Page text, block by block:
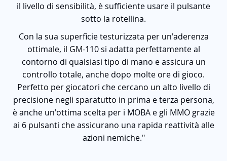
il livello di sensibilità, è sufficiente usare il pulsante
sotto la rotellina.
Con la sua superficie testurizzata per un'aderenza
ottimale, il GM-110 si adatta perfettamente al
contorno di qualsiasi tipo di mano e assicura un
controllo totale, anche dopo molte ore di gioco.
Perfetto per giocatori che cercano un alto livello di
precisione negli sparatutto in prima e terza persona,
è anche un'ottima scelta per i MOBA e gli MMO grazie
ai 6 pulsanti che assicurano una rapida reattività alle
azioni nemiche."